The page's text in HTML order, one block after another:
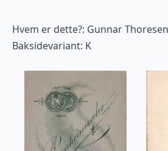
Hvem er dette?: Gunnar
Baksidevariant: K